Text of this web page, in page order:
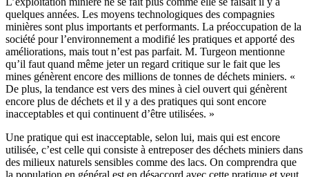
quelques années. Les moyens technologiques des compagnies
minières sont plus importants et performants. La préoccupation de la
société pour l’environnement a modifié les pratiques et apporté des
améliorations, mais tout n’est pas parfait. M. Turgeon mentionne
qu’il faut quand même jeter un regard critique sur le fait que les
mines génèrent encore des millions de tonnes de déchets miniers. «
De plus, la tendance est vers des mines à ciel ouvert qui génèrent
encore plus de déchets et il y a des pratiques qui sont encore
inacceptables et qui continuent d’être utilisées. »
Une pratique qui est inacceptable, selon lui, mais qui est encore
utilisée, c’est celle qui consiste à entreposer des déchets miniers dans
des milieux naturels sensibles comme des lacs. On comprendra que